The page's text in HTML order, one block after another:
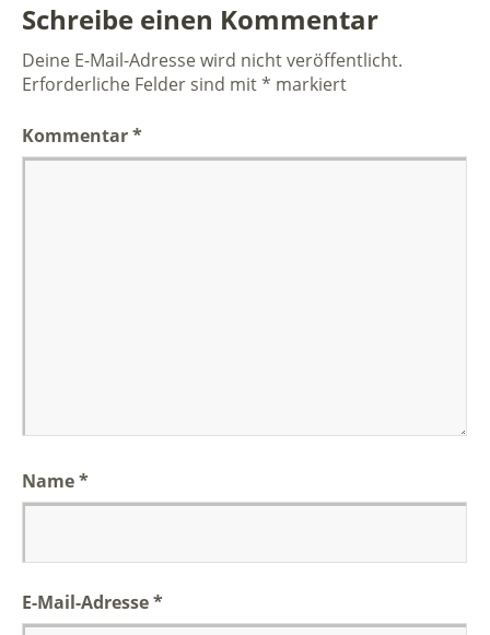
Schreibe einen Kommentar
Deine E-Mail-Adresse wird nicht veröffentlicht.
Erforderliche Felder sind mit* markiert
Kommentar*
Name*
E-Mail-Adresse*